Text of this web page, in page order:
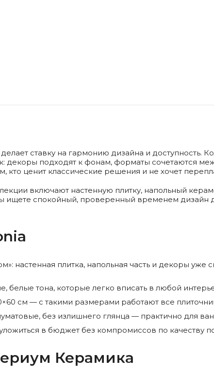
ставку на гармонию дизайна и доступность.
декоры подходят к фонам, форматы сочетаются
кто ценит классические решения и не хочет
включают настенную плитку, напольный
ищете спокойный, проверенный временем дизайн
настенная плитка, напольная часть и декоры уже
белые тона, которые легко вписать в любой
см — с такими размерами работают все
без излишнего глянца — практично для
в бюджет без компромиссов по качеству
Керамика